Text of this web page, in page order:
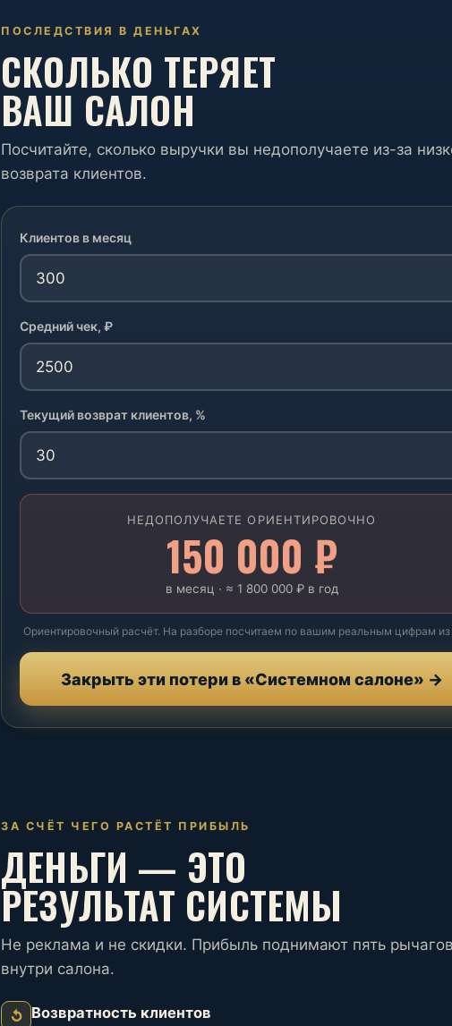
ПОСЛЕДСТВИЯ В ДЕНЬГАХ
СКОЛЬКО ТЕРЯЕТ
ВАШ САЛОН
Посчитайте, сколько выручки вы недополучаете из-за
возврата клиентов.
Клиентов в месяц
Средний чек, ₽
Текущий возврат клиентов, %
НЕДОПОЛУЧАЕТЕ ОРИЕНТИРОВОЧНО
150 000 ₽
в месяц · ≈ 1 800 000 ₽ в год
Ориентировочный расчёт. На разборе посчитаем по вашим реальным цифрам из
Закрыть эти потери в «Системном салоне» →
ЗА СЧЁТ ЧЕГО РАСТЁТ ПРИБЫЛЬ
ДЕНЬГИ — ЭТО
РЕЗУЛЬТАТ СИСТЕМЫ
Не реклама и не скидки. Прибыль поднимают пять
внутри салона.
↺ Возвратность клиентов